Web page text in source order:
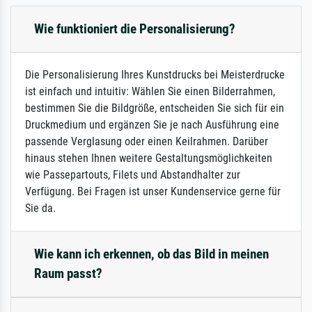
Wie funktioniert die Personalisierung?
Die Personalisierung Ihres Kunstdrucks bei Meisterdrucke
ist einfach und intuitiv: Wählen Sie einen Bilderrahmen,
bestimmen Sie die Bildgröße, entscheiden Sie sich für ein
Druckmedium und ergänzen Sie je nach Ausführung eine
passende Verglasung oder einen Keilrahmen. Darüber
hinaus stehen Ihnen weitere Gestaltungsmöglichkeiten
wie Passepartouts, Filets und Abstandhalter zur
Verfügung. Bei Fragen ist unser Kundenservice gerne für
Sie da.
Wie kann ich erkennen, ob das Bild in meinen
Raum passt?